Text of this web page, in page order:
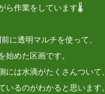
ら作業をしています🌡
に透明マルチを使って、
始めた区画です。
には水滴がたくさんついて、
いるのがわかると思います。